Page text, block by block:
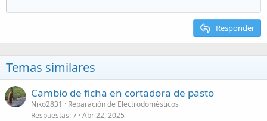
Responder
Temas similares
Cambio de ficha en cortadora de pasto
Niko2831
Reparación de Electrodomésticos
Respuestas 7 Abr 22, 2025